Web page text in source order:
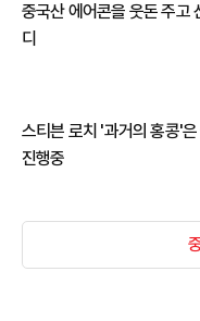
중국산 에어콘을 웃돈 주고
디
스티븐 로치 '과거의 홍콩'
진행중